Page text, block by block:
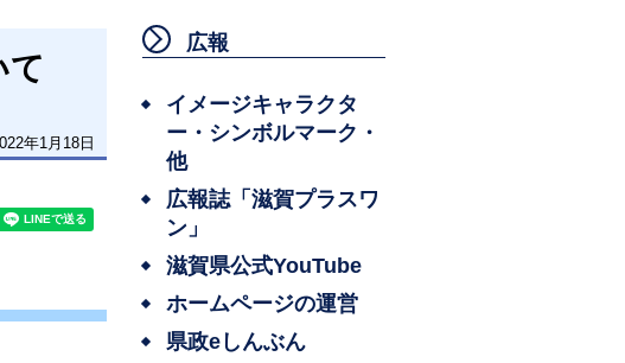
て
年1月18日
広報
イメージキャラクタ
ー・シンボルマーク・
他
広報誌「滋賀プラスワ
ン」
滋賀県公式YouTube
ホームページの運営
県政eしんぶん